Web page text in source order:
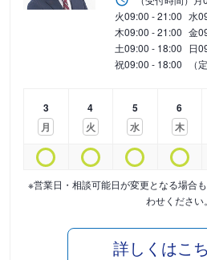
火09:00 - 21:00 水
木09:00 - 21:00 金
土09:00 - 18:00 日
祝09:00 - 18:00 （
3
月
4
火
5
水
6
木
※営業日・相談可能日が変更となる場合
わせください。
詳しくはこ